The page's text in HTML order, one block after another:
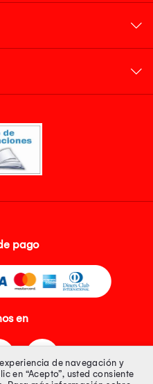
pago
en
de navegación y
en “Acepto”, usted consiente